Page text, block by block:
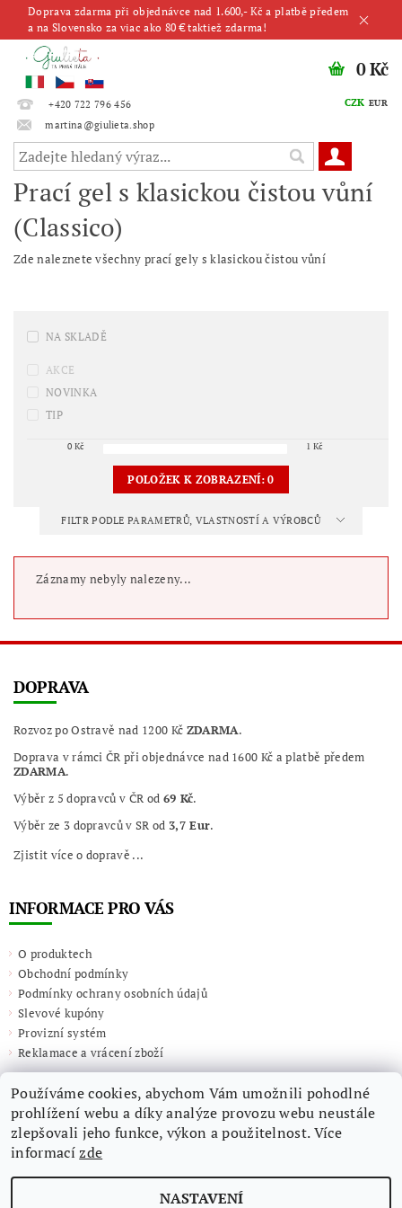
Doprava zdarma při objednávce nad 1.600,- Kč a platbě předem
a na Slovensko za viac ako 80 € taktiež zdarma!
+420 722 796 456
martina@giulieta.shop
CZK EUR
0 Kč
Prací gel s klasickou čistou vůní
(Classico)
Zde naleznete všechny prací gely s klasickou čistou vůní
NA SKLADĚ
AKCE
NOVINKA
TIP
0 Kč 1 Kč
POLOŽEK K ZOBRAZENÍ:0
FILTR PODLE PARAMETRŮ, VLASTNOSTÍ A VÝROBCŮ
Záznamy nebyly nalezeny...
DOPRAVA
Rozvoz po Ostravě nad 1200 Kč ZDARMA.
Doprava v rámci ČR při objednávce nad 1600 Kč a platbě předem
ZDARMA.
Výběr z 5 dopravců v ČR od 69 Kč.
Výběr ze 3 dopravců v SR od 3,7 Eur.
Zjistit více o dopravě ...
INFORMACE PRO VÁS
O produktech
Obchodní podmínky
Podmínky ochrany osobních údajů
Slevové kupóny
Provizní systém
Reklamace a vrácení zboží
Používáme cookies, abychom Vám umožnili pohodlné
prohlížení webu a díky analýze provozu webu neustále
zlepšovali jeho funkce, výkon a použitelnost. Více
informacízde
NASTAVENÍ